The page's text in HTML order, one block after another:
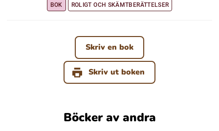
BOK ROLIGT OCH SKÄMTBERÄTTELSER
Skriv en bok
Skriv ut boken
Böcker av andra